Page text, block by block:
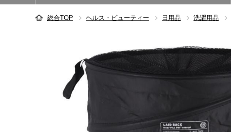
総合TOP ヘルス・ビューティー 日用品 洗濯用品